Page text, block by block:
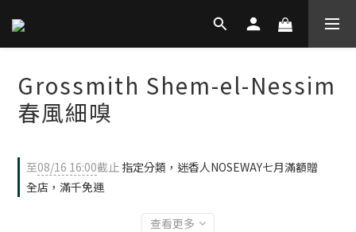
Grossmith Shem-el-Nessim
春風細嗅
至08/16 16:00截止 指定分類，迷香人NOSEWAY七月滿額贈
全店，滿千免運
查看更多